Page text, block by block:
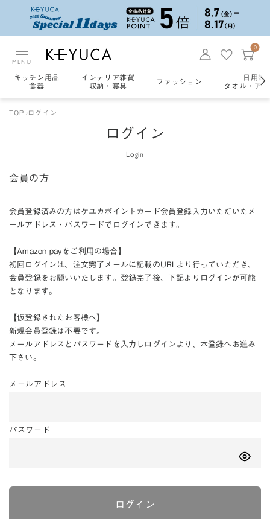
MENU
0
キッチン用品
食器
インテリア雑貨
収納・寝具
ファッション
日用雑
タオル・ア
TOP ログイン
ログイン
Login
会員の方
会員登録済みの方はケユカポイントカード会員登録入力いただいたメ
ールアドレス・パスワードでログインできます。
【Amazon payをご利用の場合】
初回ログインは、注文完了メールに記載のURLより行っていただき、
会員登録をお願いいたします。登録完了後、下記よりログインが可能
となります。
【仮登録されたお客様へ】
新規会員登録は不要です。
メールアドレスとパスワードを入力しログインより、本登録へお進み
下さい。
メールアドレス
パスワード
ログイン